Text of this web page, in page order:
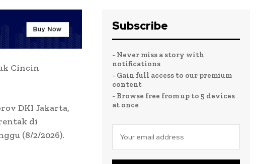
Cincin
DKI Jakarta,
di
(8/2/2026).
Subscribe
- Never miss a story with
notifications
- Gain full access to our premium
content
- Browse free from up to 5 devices
at once